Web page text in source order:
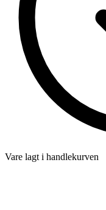
Vare lagt i handlekurven